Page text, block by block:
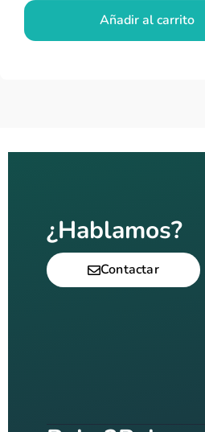
Añadir al carrito
¿Hablamos?
Contactar